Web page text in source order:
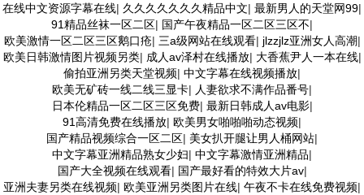
在线中文资源字幕在线| 久久久久久久久精品中文| 最新男人的天堂网99|
91精品丝袜一区二区| 国产午夜精品一区二区三区不|
欧美激情一区二区三区鹅口疮| 三a级网站在线观看| jlzzjlz亚洲女人高潮|
欧美日韩激情图片视频另类| 成人av泽村在线播放| 大香蕉尹人一本在线|
偷拍亚洲另类天堂视频| 中文字幕在线视频播放|
欧美无矿砖一线二线三显卡| 人妻欲求不满作品番号|
日本伦精品一区二区三区免费| 最新日韩成人av电影|
91高清免费在线播放| 欧美男女啪啪啪动态视频|
国产精品视频综合一区二区| 美女扒开腿让男人桶网站|
中文字幕亚洲精品熟女少妇| 中文字幕激情亚洲精品|
国产大全视频在线观看| 国产最好看的特效大片av|
亚洲夫妻另类在线视频| 欧美亚洲另类图片在线| 午夜不卡在线免费视频|